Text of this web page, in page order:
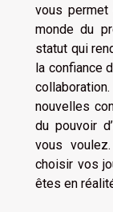
vous permet
monde du
statut qui
la confiance
nouvelles
du pouvoir
vous
choisir vos
êtes en